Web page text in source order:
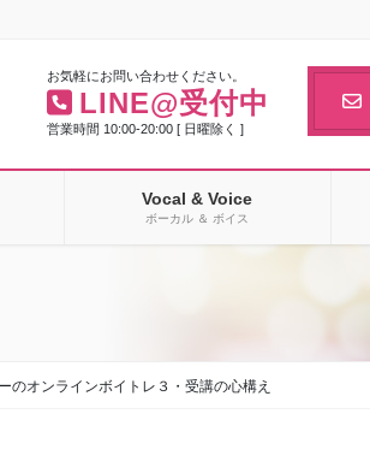
お気軽にお問い合わせください。
LINE@受付中
営業時間 10:00-20:00 [ 日曜除く ]
Vocal & Voice
ボーカル ＆ ボイス
のオンラインボイトレ３・受講の心構え